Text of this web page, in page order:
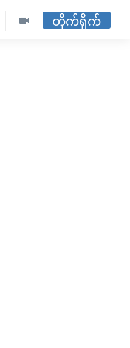
တိုက်ရိုက်